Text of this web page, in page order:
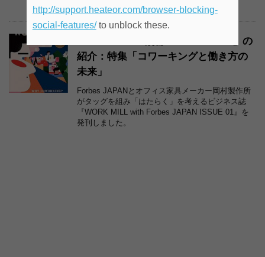
Forbes JAPAN別冊「WORK MILL」の
紹介：特集「コワーキングと働き方の
未来」
Forbes JAPANとオフィス家具メーカー岡村製作所
がタッグを組み「はたらく」を考えるビジネス誌
『WORK MILL with Forbes JAPAN ISSUE 01』を
発刊しました。
http://support.heateor.com/browser-blocking-
social-features/to unblock these.